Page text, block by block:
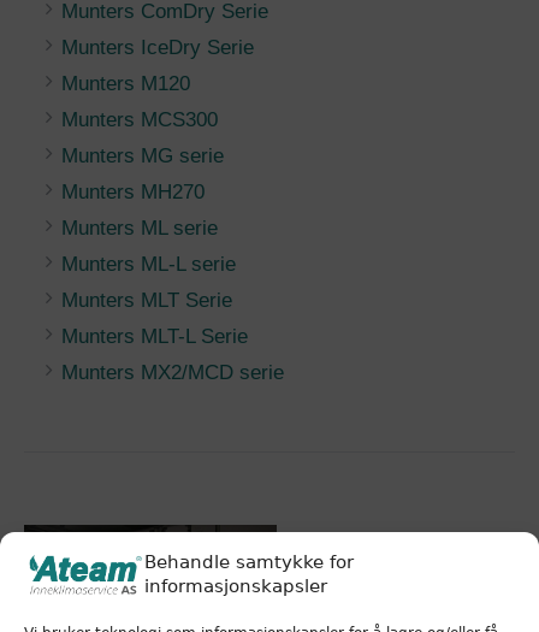
Behandle samtykke for
informasjonskapsler
Munters ComDry Serie
Munters IceDry Serie
Munters M120
Munters MCS300
Munters MG serie
Munters MH270
Munters ML serie
Munters ML-L serie
Munters MLT Serie
Munters MLT-L Serie
Munters MX2/MCD serie